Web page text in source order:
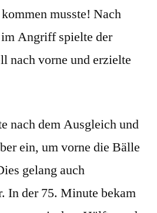
musste! Nach
Angriff spielte der
nach vorne und erzielte
nach dem Ausgleich und
ein, um vorne die Bälle
gelang auch
In der 75. Minute bekam